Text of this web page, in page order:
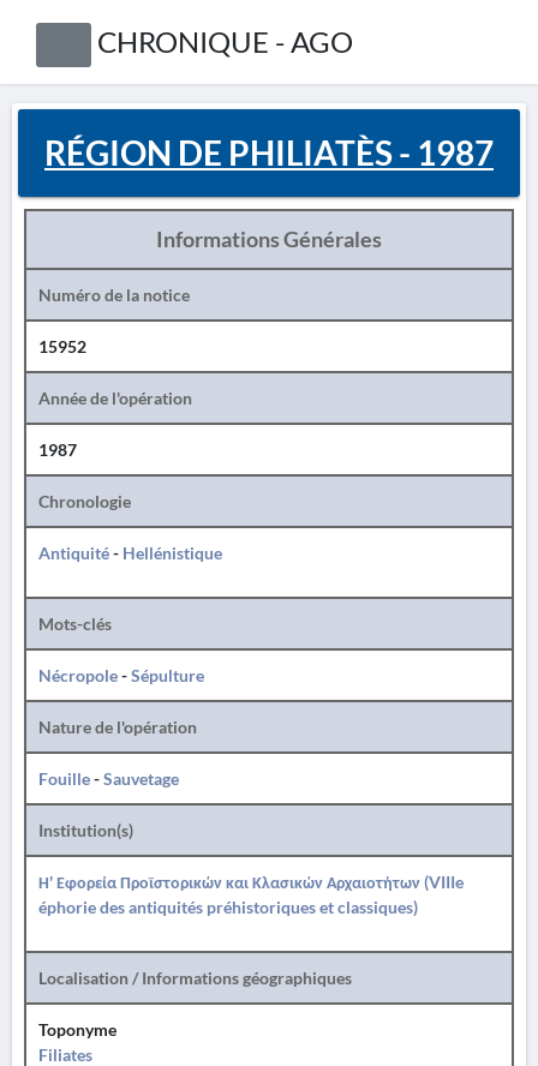
CHRONIQUE - AGO
RÉGION DE PHILIATÈS - 1987
Informations Générales
Numéro de la notice
15952
Année de l'opération
1987
Chronologie
Antiquité- Hellénistique
Mots-clés
Nécropole-Sépulture
Nature de l'opération
Fouille-Sauvetage
Institution(s)
Η' Εφορεία Προϊστορικών και Κλασικών Αρχαιοτήτων (VIIIe
éphorie des antiquités préhistoriques et classiques)
Localisation / Informations géographiques
Toponyme
Filiates